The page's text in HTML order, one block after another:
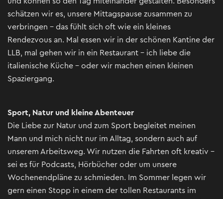
schätzen wir es, unsere Mittagspause zusammen zu
verbringen – das fühlt sich oft wie ein kleines
Rendezvous an. Mal essen wir in der schönen Kantine der
LLB, mal gehen wir in ein Restaurant – ich liebe die
italienische Küche – oder wir machen einen kleinen
Spaziergang.
Sport, Natur und kleine Abenteuer
Die Liebe zur Natur und zum Sport begleitet meinen
Mann und mich nicht nur im Alltag, sondern auch auf
unserem Arbeitsweg. Wir nutzen die Fahrten oft kreativ –
sei es für Podcasts, Hörbücher oder um unsere
Wochenendpläne zu schmieden. Im Sommer legen wir
gern einen Stopp in einem der tollen Restaurants im